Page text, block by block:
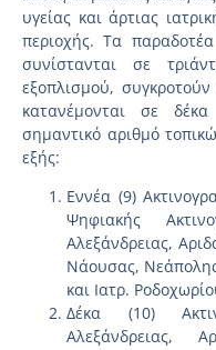
υγείας και άρτιας
περιοχής. Τα
συνίστανται σε
εξοπλισμού,
κατανέμονται σε
σημαντικό αριθμό
εξής:
Εννέα (9)
Ψηφιακής
Αλεξάνδρειας,
Νάουσας, Νεάπολης
και Ιατρ.
Δέκα (10)
Αλεξάνδρειας,